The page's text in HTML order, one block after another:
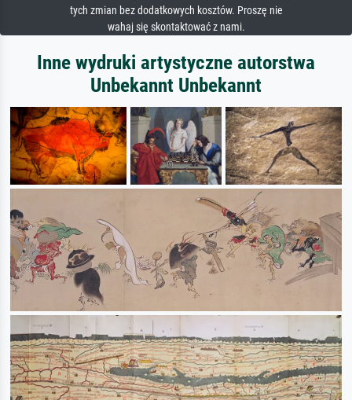
tych zmian bez dodatkowych kosztów. Proszę nie
wahaj się skontaktować z nami.
Inne wydruki artystyczne autorstwa
Unbekannt Unbekannt